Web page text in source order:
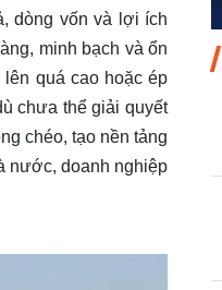
dòng vốn và lợi ích
minh bạch và ổn
quá cao hoặc ép
chưa thể giải quyết
chéo, tạo nền tảng
nước, doanh nghiệp